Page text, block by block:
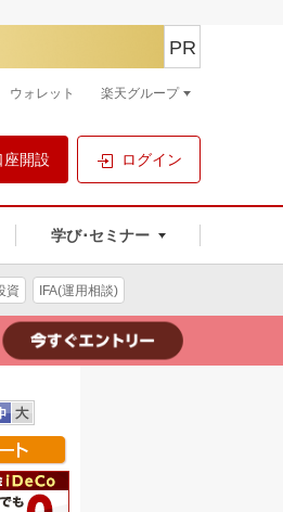
座開設 ログイン
学び･セミナー
PR
ウォレット 楽天グループ
資 IFA(運用相談)